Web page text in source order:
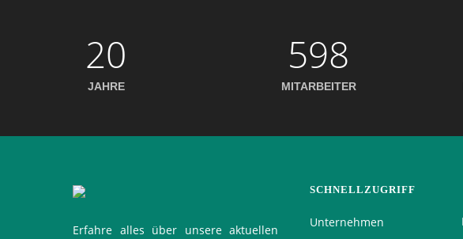
20
JAHRE
598
MITARBEITER
Erfahre alles über unsere aktuellen
SCHNELLZUGRIFF
Unternehmen